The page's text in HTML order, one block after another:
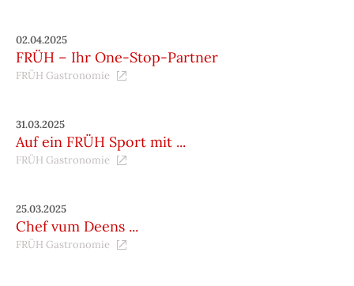
02.04.2025
FRÜH – Ihr One-Stop-Partner
FRÜH Gastronomie
31.03.2025
Auf ein FRÜH Sport mit ...
FRÜH Gastronomie
25.03.2025
Chef vum Deens ...
FRÜH Gastronomie